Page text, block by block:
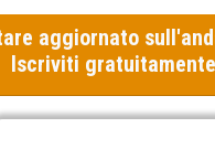
aggiornato
Iscriviti